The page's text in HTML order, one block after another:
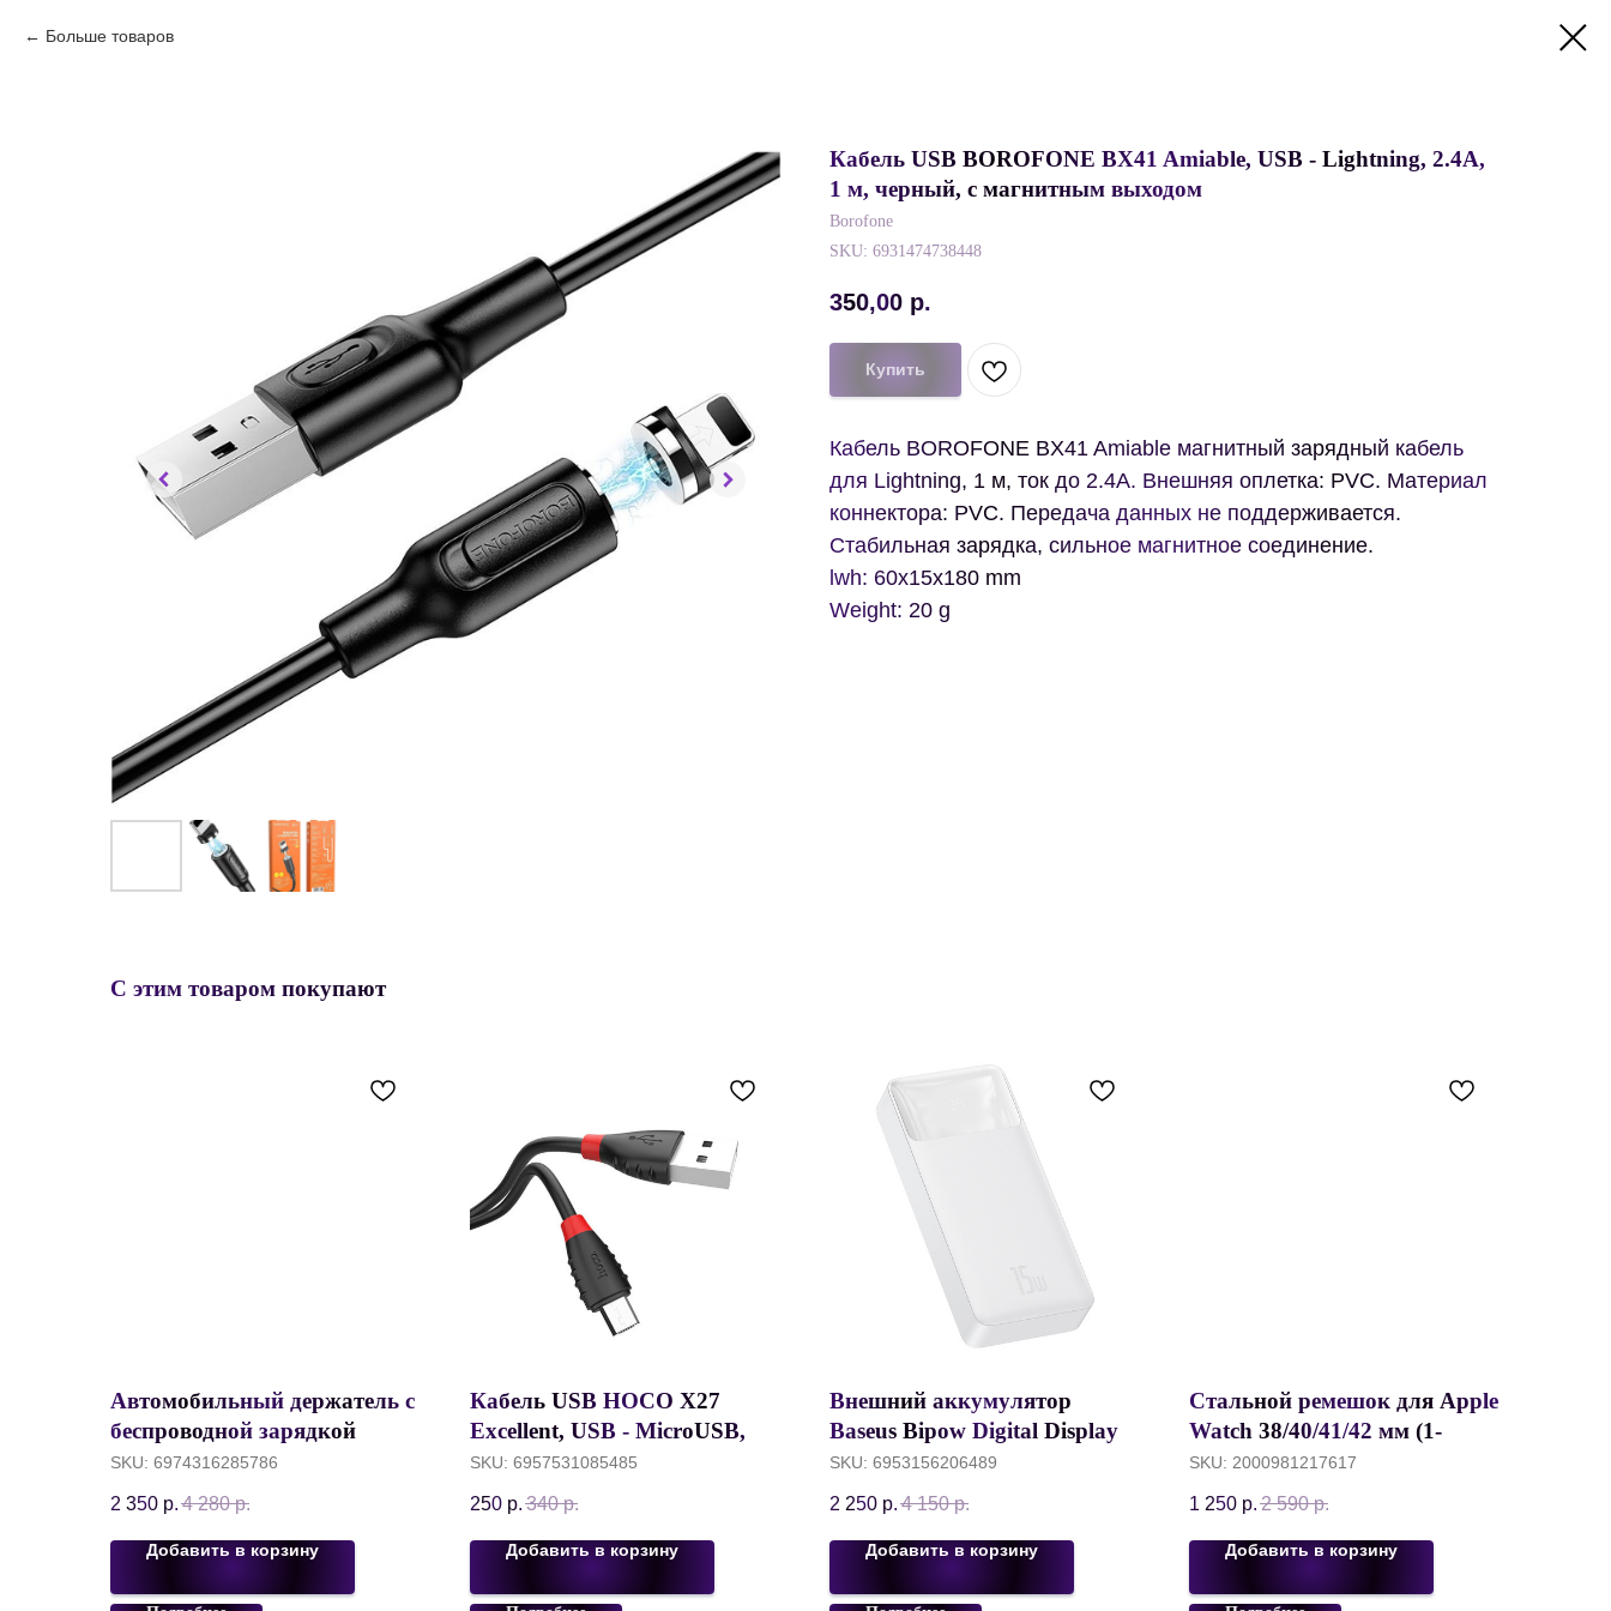
Больше товаров
Кабель USB BOROFONE BX41 Amiable, USB - Lightning, 2.4А,
1 м, черный, с магнитным выходом
Borofone
SKU: 6931474738448
350,00 р.
Купить
Кабель BOROFONE BX41 Amiable магнитный зарядный кабель
для Lightning, 1 м, ток до 2.4A. Внешняя оплетка: PVC. Материал
коннектора: PVC. Передача данных не поддерживается.
Стабильная зарядка, сильное магнитное соединение.
lwh: 60x15x180 mm
Weight: 20 g
С этим товаром покупают
Автомобильный держатель с
беспроводной зарядкой
Acefast D61 Mag-Charge
Qi2/25W, с вентиляцией,
Metal Gray
SKU: 6974316285786
2 350 р. 4 280 р.
Добавить в корзину
Кабель USB HOCO X27
Excellent, USB - MicroUSB,
2.4А, 1.2 м, черный
SKU: 6957531085485
250 р. 340 р.
Добавить в корзину
Внешний аккумулятор
Baseus Bipow Digital Display
Power bank 20000mAh,15W,
Белый, PPDML-J02
SKU: 6953156206489
2 250 р. 4 150 р.
Добавить в корзину
Стальной ремешок для Apple
Watch 38/40/41/42 мм (1-
11/SE), GUOI Melanese Watch
Strap c Замком, Серебристый
SKU: 2000981217617
1 250 р. 2 590 р.
Добавить в корзину